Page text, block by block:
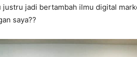
jadi bertambah ilmu digital
saya??